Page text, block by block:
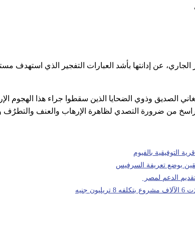
مصر العربية، اليوم 3 نوفمبر الجاري، عن إدانتها بأشد العبارات
الصديق وذوي الضحايا الذين سقطوا جراء هذا الهجوم
من ضرورة التصدي لظاهرة الإرهاب والعنف والتطرُف
التوفيقية بالفيوم
بوضع تعريفة السرفيس
الدعم لمصر